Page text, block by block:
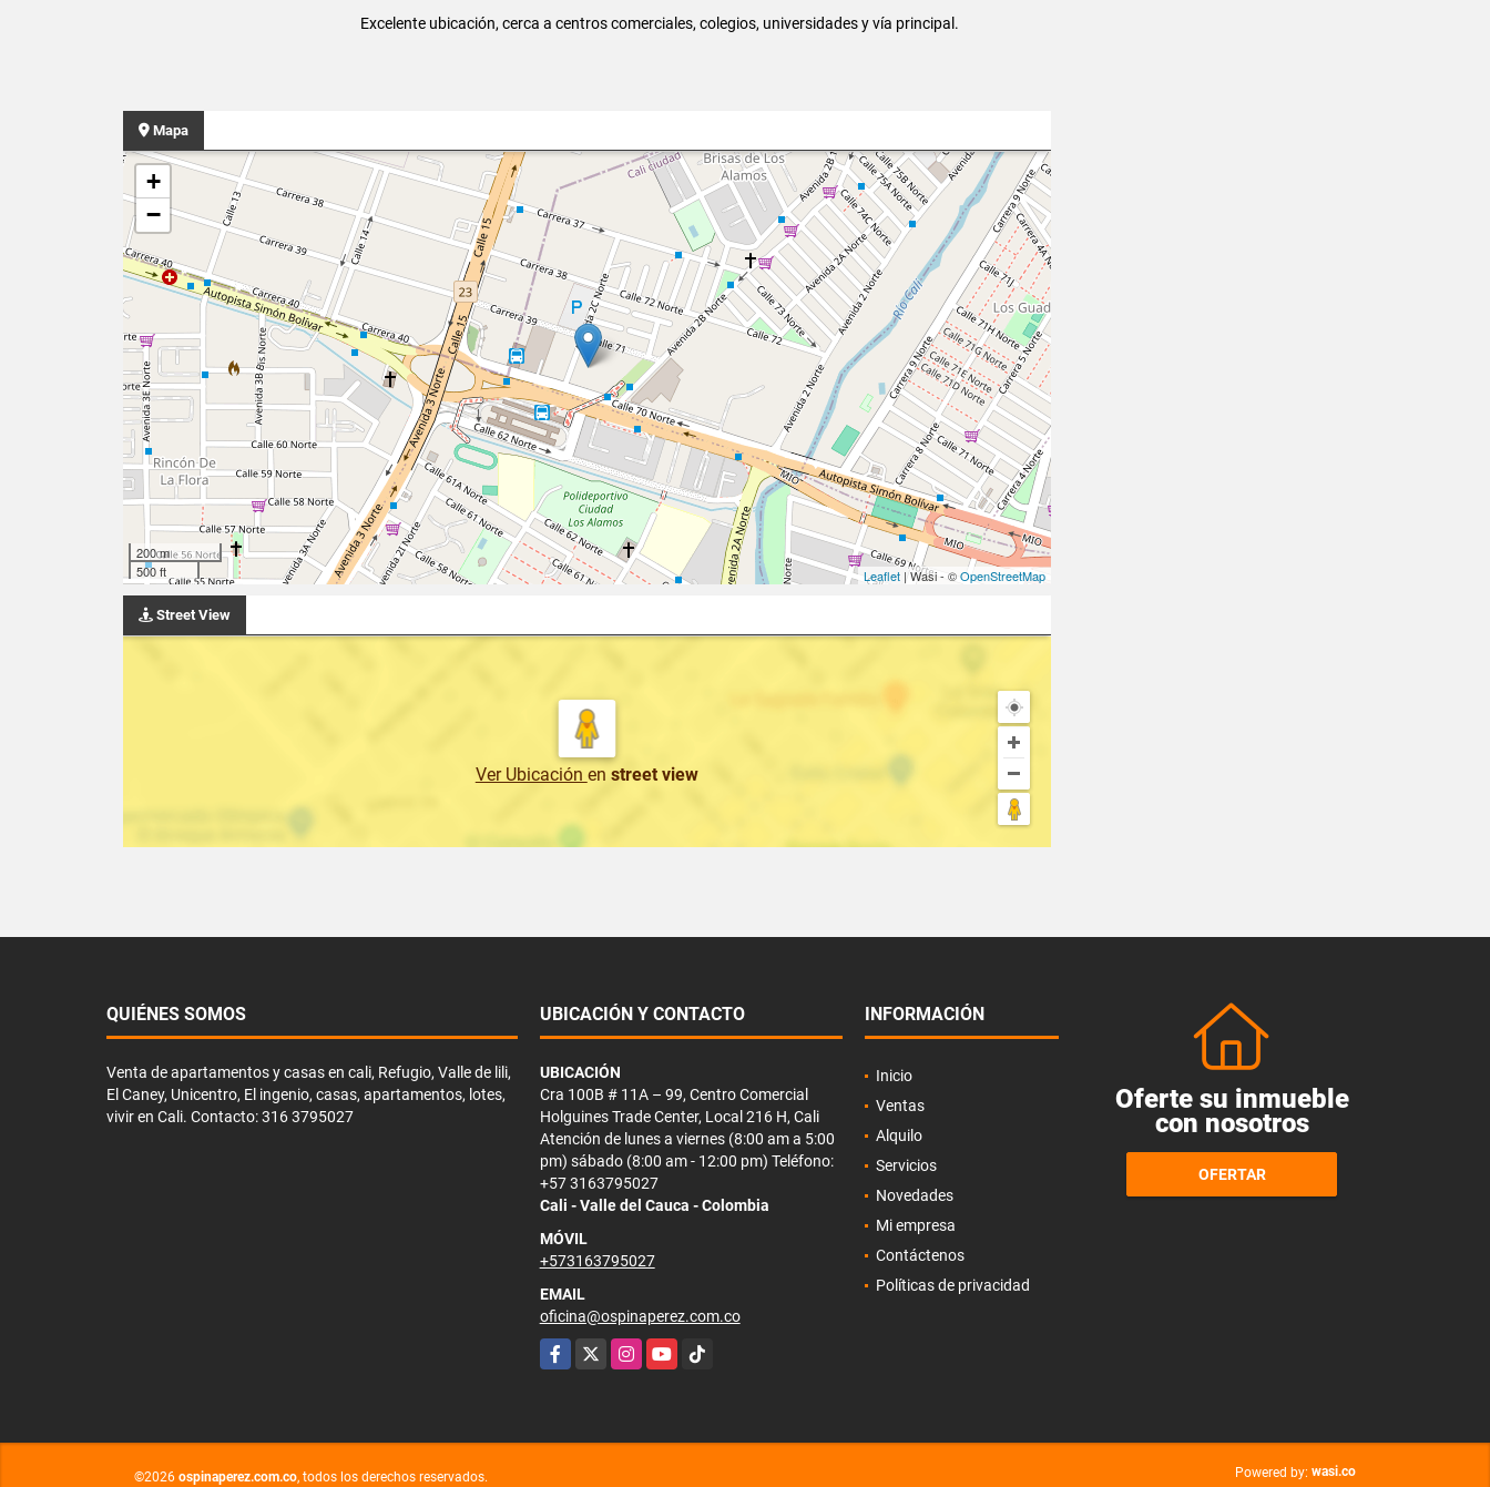
Excelente ubicación, cerca a centros comerciales, colegios, universidades y vía principal.
Mapa
+
−
200 m
500 ft
Leaflet| Wasi - ©OpenStreetMap
Street View
Ver Ubicación en street view
QUIÉNES SOMOS
Venta de apartamentos y casas en cali, Refugio, Valle de lili,
El Caney, Unicentro, El ingenio, casas, apartamentos, lotes,
vivir en Cali. Contacto: 316 3795027
UBICACIÓN Y CONTACTO
UBICACIÓN
Cra 100B # 11A – 99, Centro Comercial
Holguines Trade Center, Local 216 H, Cali
Atención de lunes a viernes (8:00 am a 5:00
pm) sábado (8:00 am - 12:00 pm) Teléfono:
+57 3163795027
Cali - Valle del Cauca - Colombia
MÓVIL
+573163795027
EMAIL
oficina@ospinaperez.com.co
Facebook
X InstagramYouTubeTikTok
INFORMACIÓN
Inicio
Ventas
Alquilo
Servicios
Novedades
Mi empresa
Contáctenos
Políticas de privacidad
Oferte su inmueble
con nosotros
OFERTAR
©2026 ospinaperez.com.co, todos los derechos reservados. Powered by: wasi.co